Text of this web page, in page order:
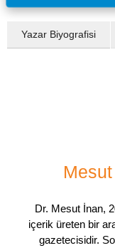
Yazar Biyografisi
Dr. Mesut İnan,
içerik üreten bir
gazetecisidir.